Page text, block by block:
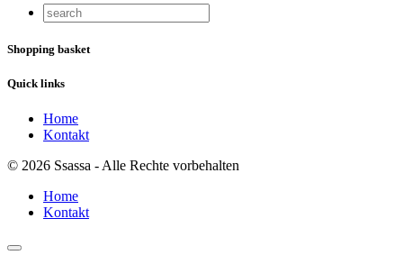
Shopping basket
Quick links
Home
Kontakt
© 2026 Ssassa - Alle Rechte vorbehalten
Home
Kontakt